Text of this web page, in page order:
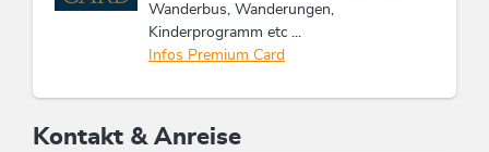
Wanderbus, Wanderungen,
Kinderprogramm etc ...
Infos Premium Card
Kontakt & Anreise